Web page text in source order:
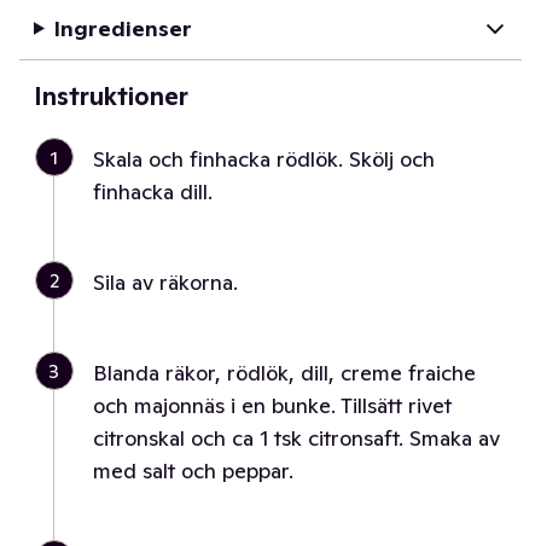
Ingredienser
Instruktioner
1
Skala och finhacka rödlök. Skölj och
finhacka dill.
2 Sila av räkorna.
3
Blanda räkor, rödlök, dill, creme fraiche
och majonnäs i en bunke. Tillsätt rivet
citronskal och ca 1 tsk citronsaft. Smaka av
med salt och peppar.